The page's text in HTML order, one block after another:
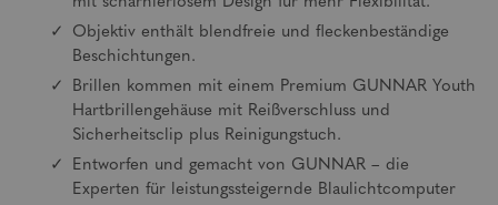
Objektiv enthält blendfreie und fleckenbeständige
Beschichtungen.
Brillen kommen mit einem Premium GUNNAR Youth
Hartbrillengehäuse mit Reißverschluss und
Sicherheitsclip plus Reinigungstuch.
Entworfen und gemacht von GUNNAR – die
Experten für leistungssteigernde Blaulichtcomputer